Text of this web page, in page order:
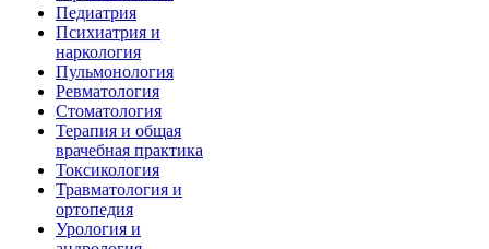
Педиатрия
Психиатрия и
наркология
Пульмонология
Ревматология
Стоматология
Терапия и общая
врачебная практика
Токсикология
Травматология и
ортопедия
Урология и